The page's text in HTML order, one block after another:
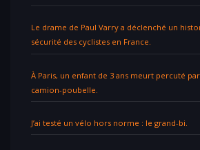
Le drame de Paul Varry a déclenché un
sécurité des cyclistes en France.
À Paris, un enfant de 3 ans meurt percuté
camion-poubelle.
J’ai testé un vélo hors norme : le grand-bi.